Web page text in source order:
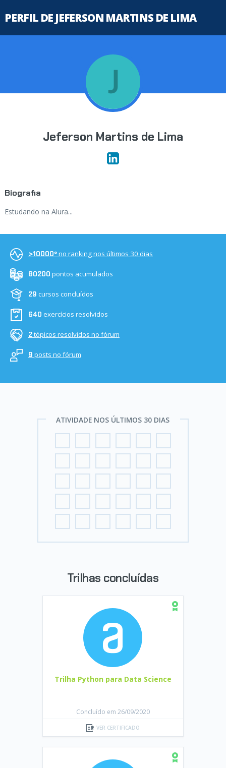
PERFIL DE JEFERSON MARTINS DE LIMA
Jeferson Martins de Lima
Biografia
Estudando na Alura...
>10000ºno ranking nos últimos 30 dias
80200 pontos acumulados
29 cursos concluídos
640 exercícios resolvidos
2tópicos resolvidos no fórum
9 posts no fórum
ATIVIDADE NOS ÚLTIMOS 30 DIAS
Trilhas concluídas
Trilha Python para Data Science
Concluído em 26/09/2020
VER CERTIFICADO